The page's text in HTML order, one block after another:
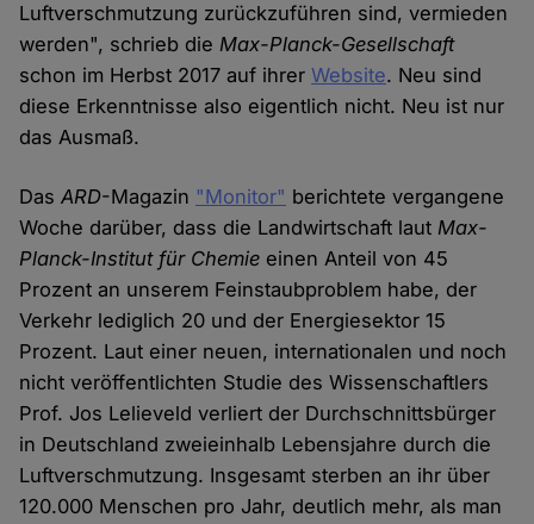
Luftverschmutzung zurückzuführen sind, vermieden
werden", schrieb dieMax-Planck-Gesellschaft
schon im Herbst 2017 auf ihrerWebsite. Neu sind
diese Erkenntnisse also eigentlich nicht. Neu ist nur
das Ausmaß.
DasARD-Magazin "Monitor" berichtete vergangene
Woche darüber, dass die Landwirtschaft lautMax-
Planck-Institut für Chemie einen Anteil von 45
Prozent an unserem Feinstaubproblem habe, der
Verkehr lediglich 20 und der Energiesektor 15
Prozent. Laut einer neuen, internationalen und noch
nicht veröffentlichten Studie des Wissenschaftlers
Prof. Jos Lelieveld verliert der Durchschnittsbürger
in Deutschland zweieinhalb Lebensjahre durch die
Luftverschmutzung. Insgesamt sterben an ihr über
120.000 Menschen pro Jahr, deutlich mehr, als man